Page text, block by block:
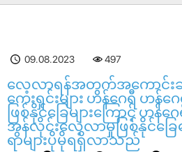
09.08.2023 498
လေ့လာရန်အတွက်အကောင်
ကေးရှင်းများ ဟန်ဂေရီ ဟန်
ဖြစ်နိုင်ခြေများကြောင့် ဟန်
အွန်လိုင်းလေ့လာမှုဖြစ်နိုင်ခြေ
ရာများပိုမိုရရှိလာသည်